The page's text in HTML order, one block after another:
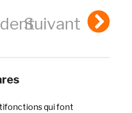
Suivant
qui font